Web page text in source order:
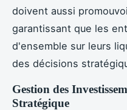
doivent aussi
garantissant que les
d'ensemble sur leurs
des décisions
Gestion des
Stratégique